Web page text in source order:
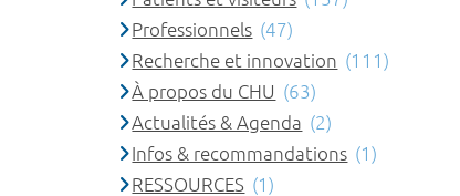
Professionnels (47)
Recherche et innovation (111)
À propos du CHU (63)
Actualités & Agenda (2)
Infos & recommandations (1)
RESSOURCES (1)